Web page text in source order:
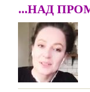
…НАД